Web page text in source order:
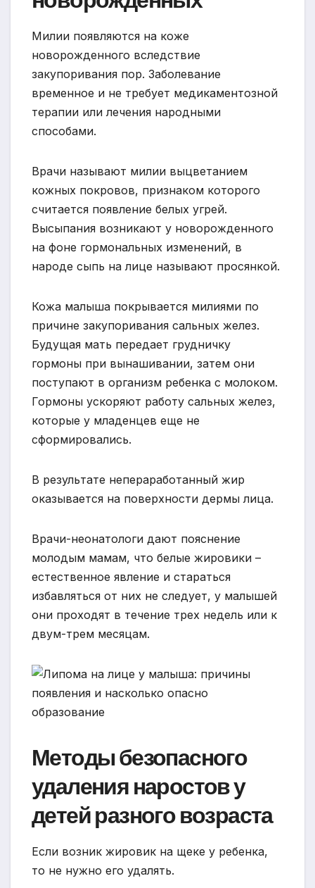
Милии появляются на коже
новорожденного вследствие
закупоривания пор. Заболевание
временное и не требует медикаментозной
терапии или лечения народными
способами.
Врачи называют милии выцветанием
кожных покровов, признаком которого
считается появление белых угрей.
Высыпания возникают у новорожденного
на фоне гормональных изменений, в
народе сыпь на лице называют просянкой.
Кожа малыша покрывается милиями по
причине закупоривания сальных желез.
Будущая мать передает грудничку
гормоны при вынашивании, затем они
поступают в организм ребенка с молоком.
Гормоны ускоряют работу сальных желез,
которые у младенцев еще не
сформировались.
В результате непераработанный жир
оказывается на поверхности дермы лица.
Врачи-неонатологи дают пояснение
молодым мамам, что белые жировики –
естественное явление и стараться
избавляться от них не следует, у малышей
они проходят в течение трех недель или к
двум-трем месяцам.
Методы безопасного
удаления наростов у
детей разного возраста
Если возник жировик на щеке у ребенка,
то не нужно его удалять.